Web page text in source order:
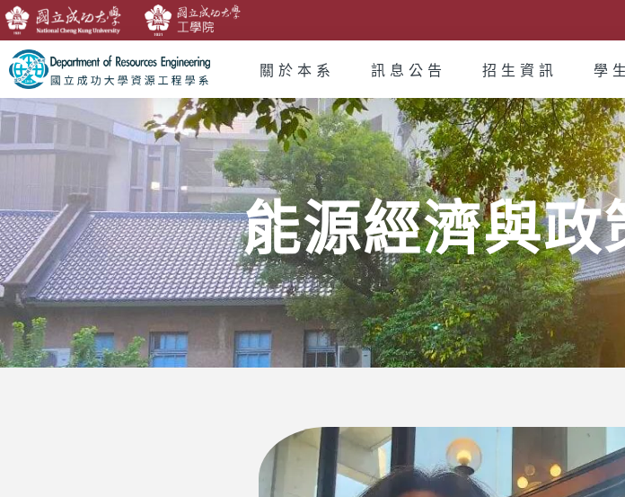
關於本系 訊息公告 招生資訊 學
能源經濟與政